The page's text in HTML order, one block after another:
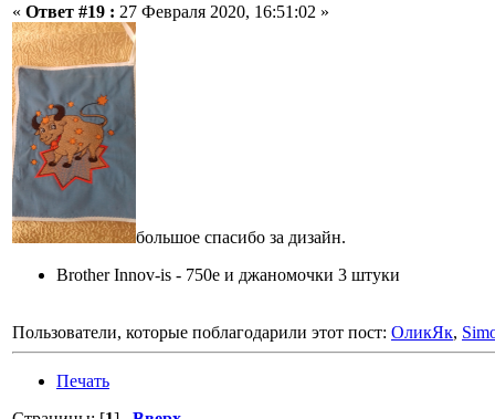
« Ответ #19 : 27 Февраля 2020, 16:51:02 »
большое спасибо за дизайн.
Brother Innov-is - 750e и джаномочки 3 штуки
Пользователи, которые поблагодарили этот пост: ОликЯк,
Печать